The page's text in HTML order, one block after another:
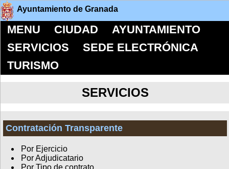
Ayuntamiento de Granada
MENU CIUDAD
AYUNTAMIENTO
SERVICIOS
SEDE ELECTRÓNICA
TURISMO
SERVICIOS
Contratación Transparente
Por Ejercicio
Por Adjudicatario